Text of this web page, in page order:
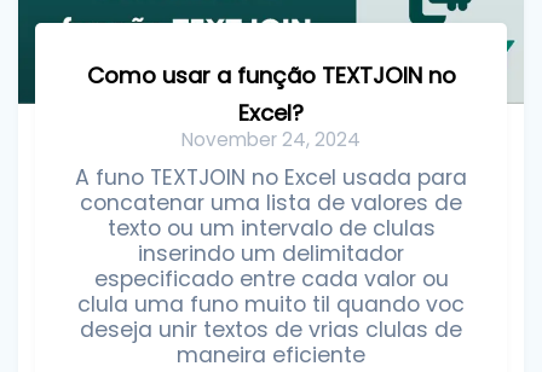
Como usar a função TEXTJOIN no
Excel?
November 24, 2024
A funo TEXTJOIN no Excel usada para
concatenar uma lista de valores de
texto ou um intervalo de clulas
inserindo um delimitador
especificado entre cada valor ou
clula uma funo muito til quando voc
deseja unir textos de vrias clulas de
maneira eficiente